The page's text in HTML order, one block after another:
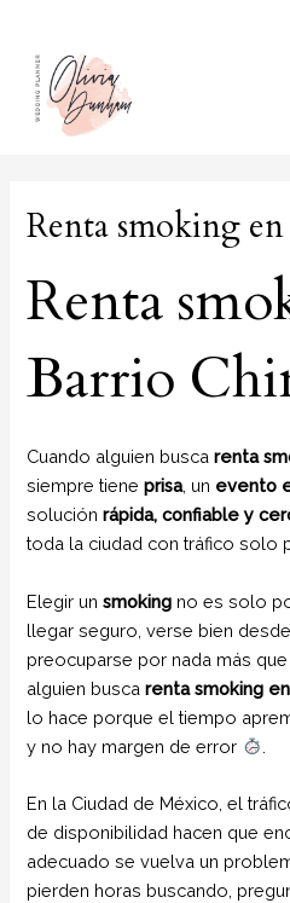
contenido
Renta smoking
Renta
Barrio
Cuando alguien buscarenta
siempre tieneprisa, un evento
soluciónrápida, confiable y
toda la ciudad con tráfico solo
Elegir unsmoking no es solo
llegar seguro, verse bien
preocuparse por nada más
alguien buscarenta smoking
lo hace porque el tiempo
y no hay margen de error
En la Ciudad de México, el
de disponibilidad hacen que
adecuado se vuelva un
pierden horas buscando,